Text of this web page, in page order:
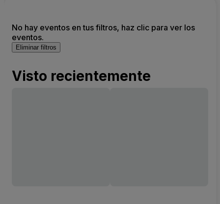
No hay eventos en tus filtros, haz clic para ver los
eventos.
Eliminar filtros
Visto recientemente